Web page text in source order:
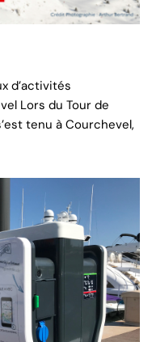
d’activités
Lors du Tour de
tenu à Courchevel,